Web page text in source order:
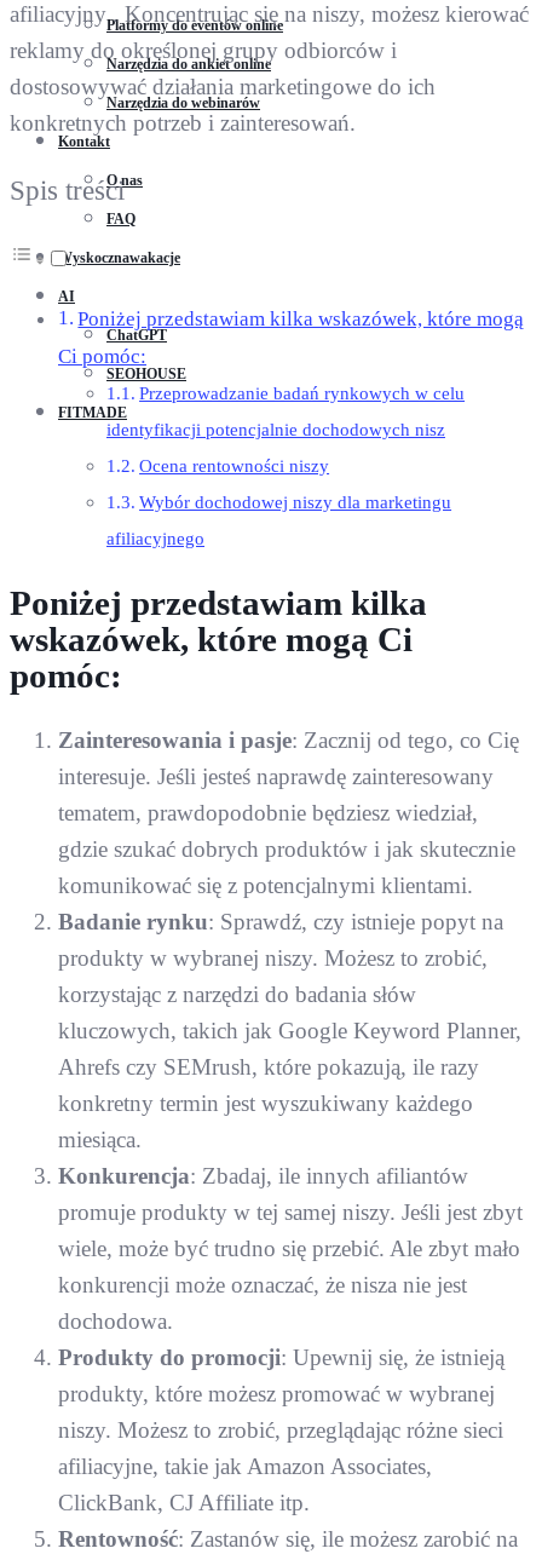
Platformy do eventów online
Narzędzia do ankiet online
Narzędzia do webinarów
Kontakt
O nas
FAQ
Wyskocznawakacje
AI
ChatGPT
SEOHOUSE
FITMADE
afiliacyjny . Koncentrując się na niszy, możesz kierować
reklamy do określonej grupy odbiorców i
dostosowywać działania marketingowe do ich
konkretnych potrzeb i zainteresowań.
Spis treści
Poniżej przedstawiam kilka wskazówek, które mogą
Ci pomóc:
Przeprowadzanie badań rynkowych w celu
identyfikacji potencjalnie dochodowych nisz
Ocena rentowności niszy
Wybór dochodowej niszy dla marketingu
afiliacyjnego
Poniżej przedstawiam kilka
wskazówek, które mogą Ci
pomóc:
Zainteresowania i pasje: Zacznij od tego, co Cię
interesuje. Jeśli jesteś naprawdę zainteresowany
tematem, prawdopodobnie będziesz wiedział,
gdzie szukać dobrych produktów i jak skutecznie
komunikować się z potencjalnymi klientami.
Badanie rynku: Sprawdź, czy istnieje popyt na
produkty w wybranej niszy. Możesz to zrobić,
korzystając z narzędzi do badania słów
kluczowych, takich jak Google Keyword Planner,
Ahrefs czy SEMrush, które pokazują, ile razy
konkretny termin jest wyszukiwany każdego
miesiąca.
Konkurencja: Zbadaj, ile innych afiliantów
promuje produkty w tej samej niszy. Jeśli jest zbyt
wiele, może być trudno się przebić. Ale zbyt mało
konkurencji może oznaczać, że nisza nie jest
dochodowa.
Produkty do promocji: Upewnij się, że istnieją
produkty, które możesz promować w wybranej
niszy. Możesz to zrobić, przeglądając różne sieci
afiliacyjne, takie jak Amazon Associates,
ClickBank, CJ Affiliate itp.
Rentowność: Zastanów się, ile możesz zarobić na